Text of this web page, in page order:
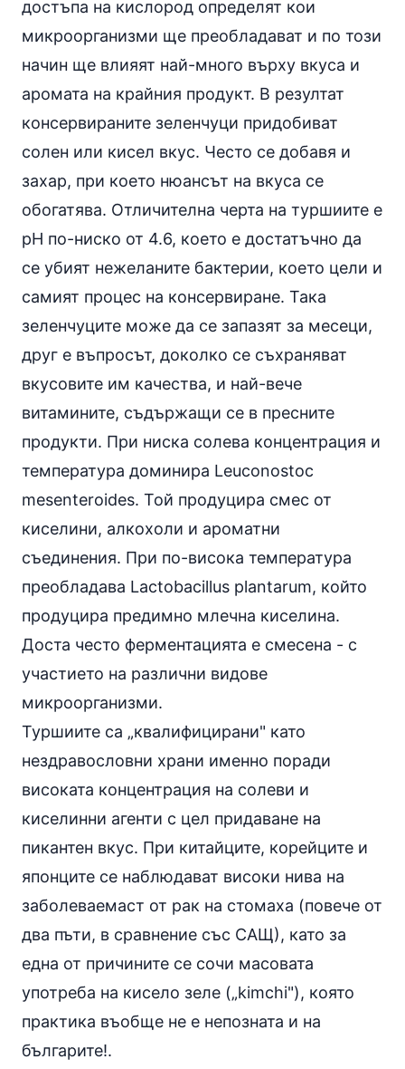
достъпа на кислород определят кои
микроорганизми ще преобладават и по този
начин ще влияят най-много върху вкуса и
аромата на крайния продукт. В резултат
консервираните зеленчуци придобиват
солен или кисел вкус. Често се добавя и
захар, при което нюансът на вкуса се
обогатява. Отличителна черта на туршиите е
рН по-ниско от 4.6, което е достатъчно да
се убият нежеланите бактерии, което цели и
самият процес на консервиране. Така
зеленчуците може да се запазят за месеци,
друг е въпросът, доколко се съхраняват
вкусовите им качества, и най-вече
витамините, съдържащи се в пресните
продукти. При ниска солева концентрация и
температура доминира Leuconostoc
mesenteroides. Той продуцира смес от
киселини, алкохоли и ароматни
съединения. При по-висока температура
преобладава Lactobacillus plantarum, който
продуцира предимно млечна киселина.
Доста често ферментацията е смесена - с
участието на различни видове
микроорганизми.
Туршиите са „квалифицирани" като
нездравословни храни именно поради
високата концентрация на солеви и
киселинни агенти с цел придаване на
пикантен вкус. При китайците, корейците и
японците се наблюдават високи нива на
заболеваемаст от рак на стомаха (повече от
два пъти, в сравнение със САЩ), като за
една от причините се сочи масовата
употреба на кисело зеле („kimchi"), която
практика въобще не е непозната и на
българите!.